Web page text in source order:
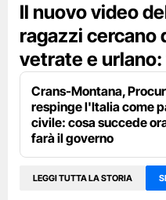
Il nuovo video
ragazzi cercano
vetrate e
Crans-Montana,
respinge l'Italia come
civile: cosa succede
farà il governo
LEGGI TUTTA LA STORIA